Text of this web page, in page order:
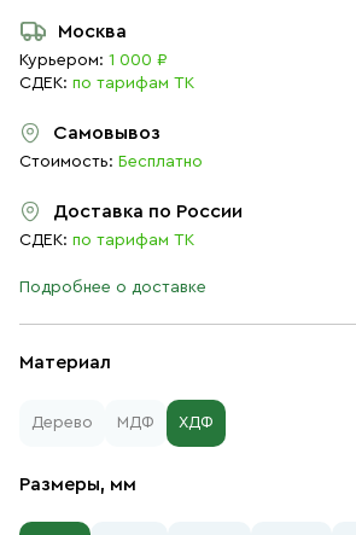
Материал
Дерево МДФ ХДФ
Размеры, мм
Москва
Курьером: 1 000 ₽
СДЕК: по тарифам ТК
Самовывоз
Стоимость: Бесплатно
Доставка по России
СДЕК: по тарифам ТК
Подробнее о доставке